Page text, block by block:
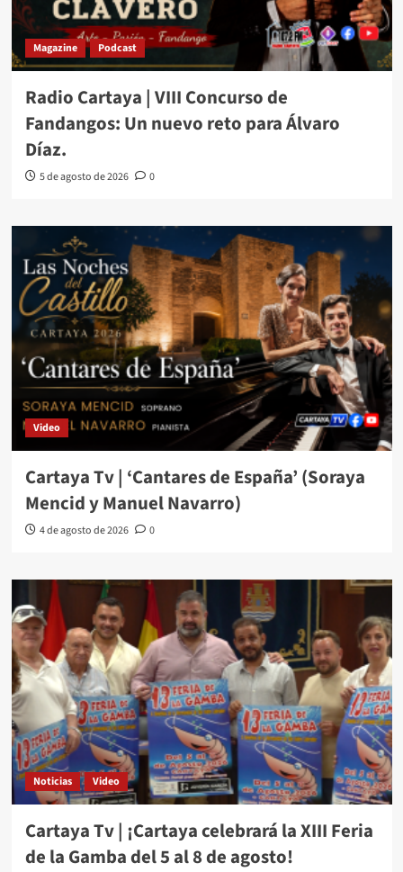
Magazine Podcast
Radio Cartaya | VIII Concurso de
Fandangos: Un nuevo reto para Álvaro
Díaz.
5 de agosto de 2026 0
Video
Cartaya Tv | ‘Cantares de España’ (Soraya
Mencid y Manuel Navarro)
4 de agosto de 2026 0
Noticias Video
Cartaya Tv | ¡Cartaya celebrará la XIII Feria
de la Gamba del 5 al 8 de agosto!